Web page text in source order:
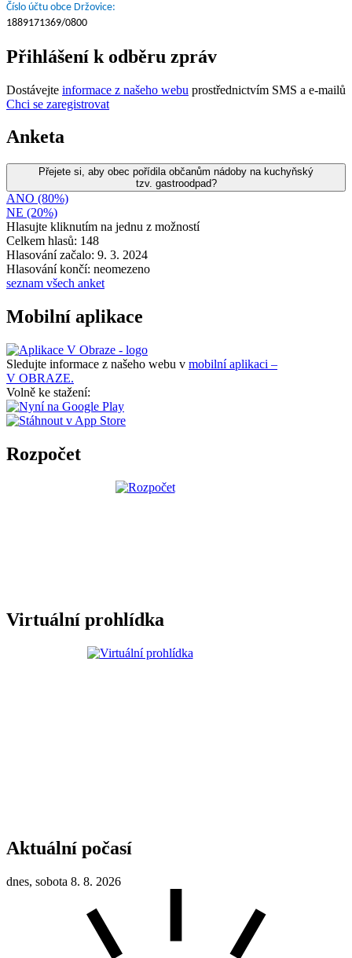
Číslo účtu obce Držovice:
1889171369/0800
Přihlášení k odběru zpráv
Dostávejte informace z našeho webu prostřednictvím SMS a e-mailů
Chci se zaregistrovat
Anketa
Přejete si, aby obec pořídila občanům nádoby na kuchyňský
tzv. gastroodpad?
ANO (80%)
NE (20%)
Hlasujte kliknutím na jednu z možností
Celkem hlasů: 148
Hlasování začalo: 9. 3. 2024
Hlasování končí: neomezeno
seznam všech anket
Mobilní aplikace
Sledujte informace z našeho webu v mobilní aplikaci –
V OBRAZE.
Volně ke stažení:
Rozpočet
Virtuální prohlídka
Aktuální počasí
dnes, sobota 8. 8. 2026